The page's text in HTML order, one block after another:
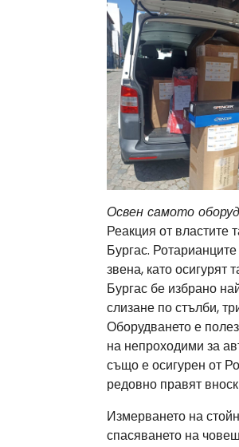
Освен самото
Реакция от властите
Бургас.
звена, като
Бургас бе избрано
слизане по стълби,
Оборудването е
на непроходими за
също е осигурен от
редовно правят
Измерването на
спасяването на